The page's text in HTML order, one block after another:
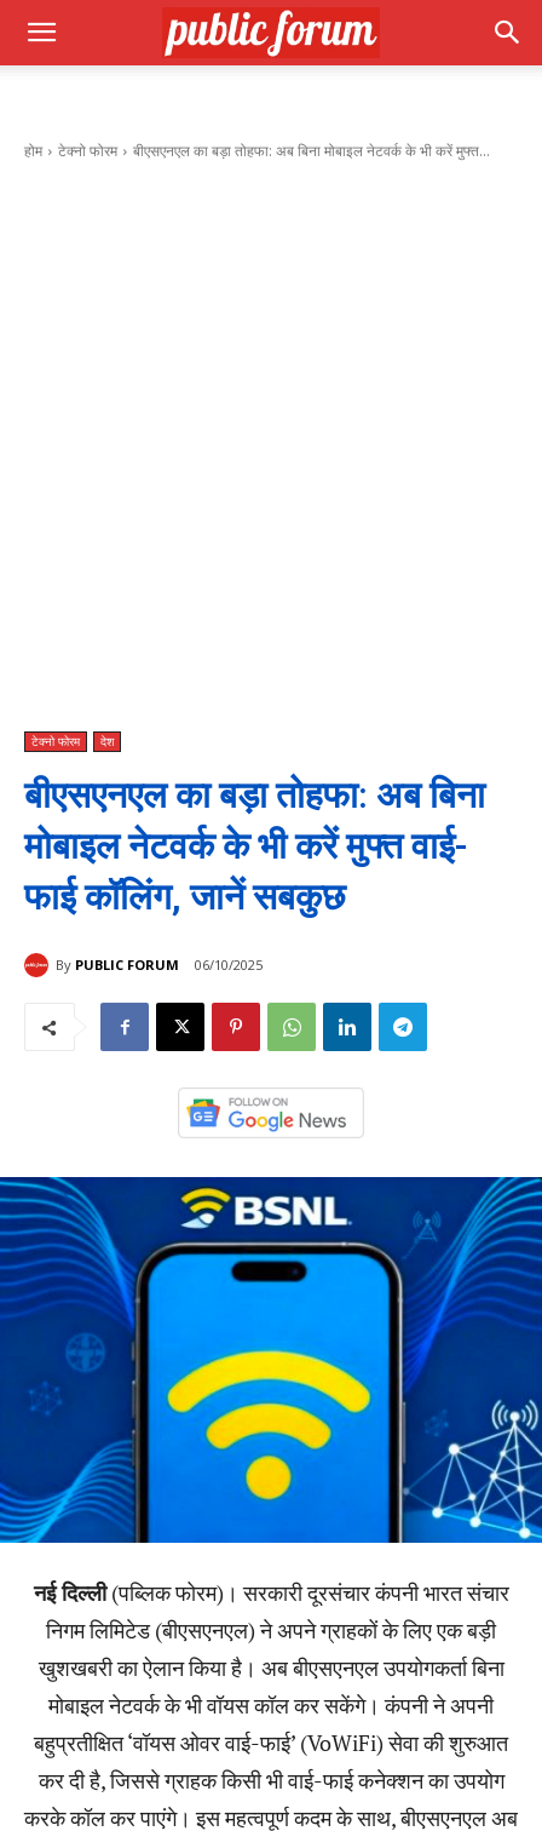
होम टेक्नो फोरम बीएसएनएल का बड़ा तोहफा: अब बिना मोबाइल नेटवर्क के भी करें मुफ्त...
टेक्नो फोरम देश
बीएसएनएल का बड़ा तोहफा: अब बिना
मोबाइल नेटवर्क के भी करें मुफ्त वाई-
फाई कॉलिंग, जानें सबकुछ
By PUBLIC FORUM 06/10/2025
नई दिल्ली(पब्लिक फोरम)। सरकारी दूरसंचार कंपनी भारत संचार
निगम लिमिटेड (बीएसएनएल) ने अपने ग्राहकों के लिए एक बड़ी
खुशखबरी का ऐलान किया है। अब बीएसएनएल उपयोगकर्ता बिना
मोबाइल नेटवर्क के भी वॉयस कॉल कर सकेंगे। कंपनी ने अपनी
बहुप्रतीक्षित ‘वॉयस ओवर वाई-फाई’ (VoWiFi) सेवा की शुरुआत
कर दी है, जिससे ग्राहक किसी भी वाई-फाई कनेक्शन का उपयोग
करके कॉल कर पाएंगे। इस महत्वपूर्ण कदम के साथ, बीएसएनएल अब